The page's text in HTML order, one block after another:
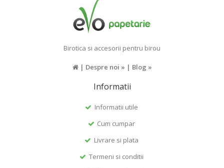
Birotica si accesorii pentru birou
| Despre noi » | Blog »
Informatii
Informatii utile
Cum cumpar
Livrare si plata
Termeni si conditii